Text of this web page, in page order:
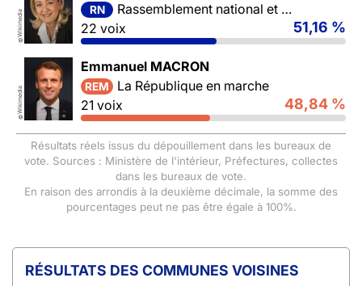
©
Wikimedia RN
Rassemblement national et ses alliés
22 voix
51,16 %
©
Wikimedia
Emmanuel MACRON
REM
La République en marche
21 voix
48,84 %
Résultats réels issus du dépouillement dans les bureaux de
vote. Sources : Ministère de l'intérieur, Préfectures, collectes
dans les bureaux de vote.
En raison des arrondis à la deuxième décimale, la somme des
pourcentages peut ne pas être égale à 100%.
COMMUNES VOISINES